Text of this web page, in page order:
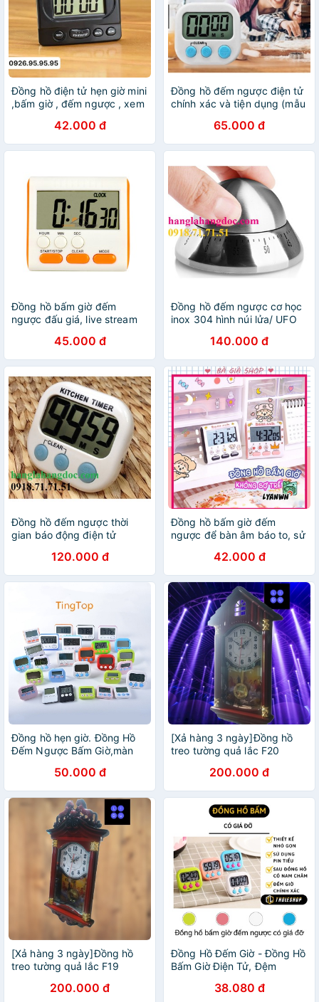
Đồng hồ điện tử hẹn giờ mini
,bấm giờ , đếm ngược , xem
42.000 đ
Đồng hồ đếm ngược điện tử
chính xác và tiện dụng (mẫu
65.000 đ
Đồng hồ bấm giờ đếm
ngược đấu giá, live stream
45.000 đ
Đồng hồ đếm ngược cơ học
inox 304 hình núi lửa/ UFO
140.000 đ
Đồng hồ đếm ngược thời
gian báo động điện tử
120.000 đ
Đồng hồ bấm giờ đếm
ngược để bàn âm báo to, sử
42.000 đ
Đồng hồ hẹn giờ. Đồng Hồ
Đếm Ngược Bấm Giờ,màn
50.000 đ
[Xả hàng 3 ngày]Đồng hồ
treo tường quả lắc F20
200.000 đ
[Xả hàng 3 ngày]Đồng hồ
treo tường quả lắc F19
200.000 đ
Đồng Hồ Đếm Giờ - Đồng Hồ
Bấm Giờ Điện Tử, Đệm
38.080 đ